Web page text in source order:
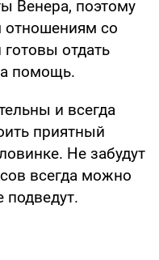
Венера, поэтому
отношениям со
отдать
помощь.
и всегда
приятный
Не забудут
всегда можно
подведут.